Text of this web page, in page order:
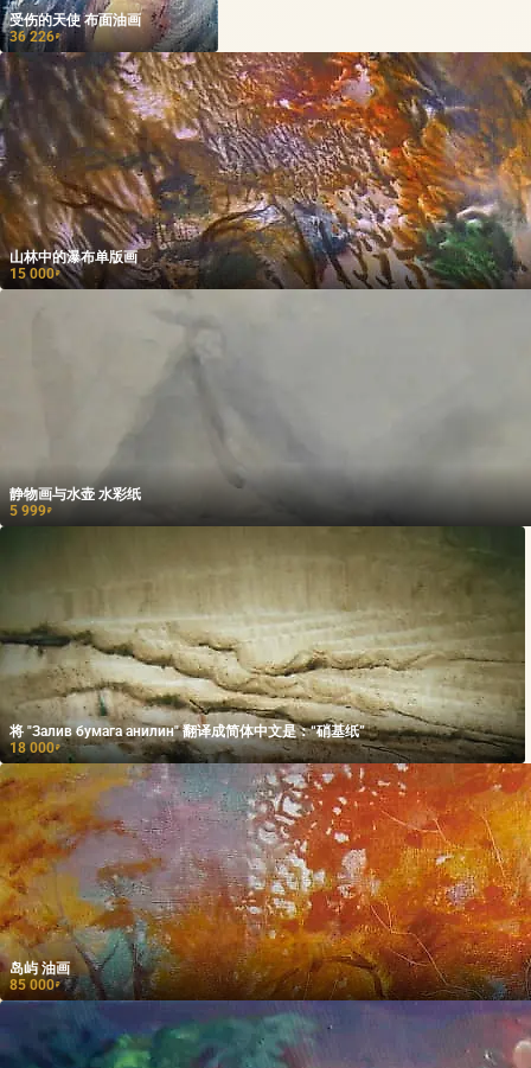
受伤的天使 布面油画
36 226₽
山林中的瀑布单版画
15 000₽
静物画与水壶 水彩纸
5 999₽
将 "Залив бумага анилин" 翻译成简体中文是：“硝基纸”
18 000₽
岛屿 油画
85 000₽